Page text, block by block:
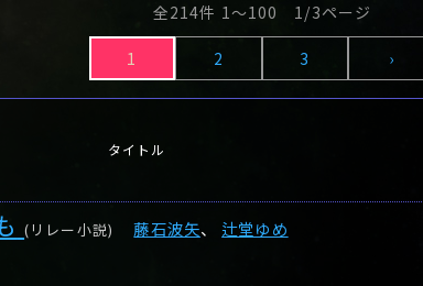
ヨ
ロ
全214件 1〜100 1/3ページ
1 2 3 ›
タイトル
(リレー小説) 藤石波矢、辻堂ゆめ